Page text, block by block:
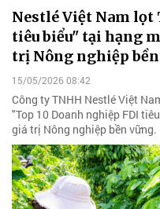
Nestlé Việt Nam lọt
tiêu biểu" tại hạng
trị Nông nghiệp
15/05/2026 08:42
Công ty TNHH Nestlé Việt
"Top 10 Doanh nghiệp FDI
giá trị Nông nghiệp bền vững.